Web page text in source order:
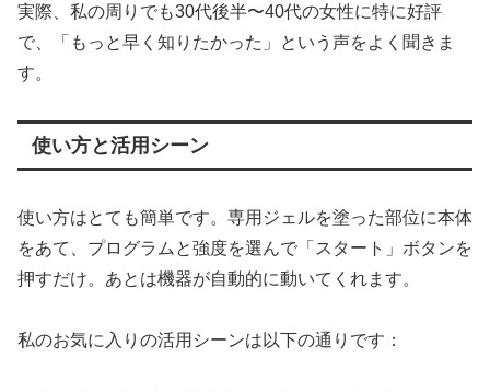
実際、私の周りでも30代後半〜40代の女性に特に好評
で、「もっと早く知りたかった」という声をよく聞きま
す。
使い方と活用シーン
使い方はとても簡単です。専用ジェルを塗った部位に本体
をあて、プログラムと強度を選んで「スタート」ボタンを
押すだけ。あとは機器が自動的に動いてくれます。
私のお気に入りの活用シーンは以下の通りです：